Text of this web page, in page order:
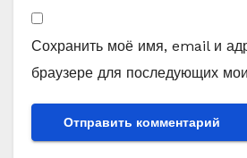
Сохранить моё имя, email и
браузере для последующих